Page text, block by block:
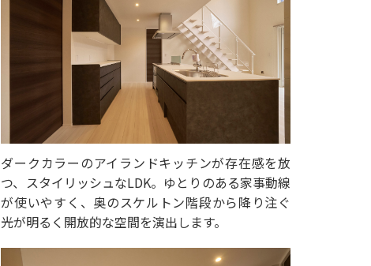
ダークカラーのアイランドキッチンが存在感を放
つ、スタイリッシュなLDK。ゆとりのある家事動線
が使いやすく、奥のスケルトン階段から降り注ぐ
光が明るく開放的な空間を演出します。